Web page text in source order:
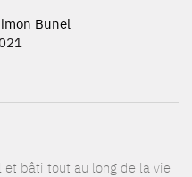
Bunel
et bâti tout au long de la vie